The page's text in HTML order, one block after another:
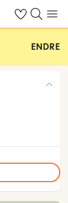
Se dine sparte
Søk påMeny
ENDRE